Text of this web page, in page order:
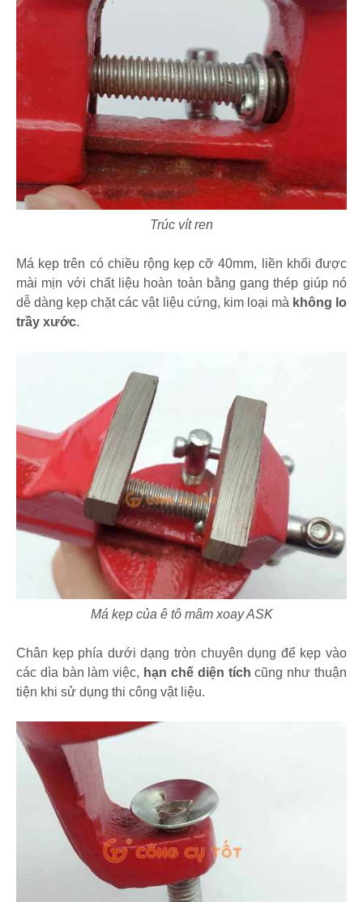
Trúc vít ren
Má kẹp trên có chiều rộng kẹp cỡ 40mm, liền khối được
mài mịn với chất liệu hoàn toàn bằng gang thép giúp nó
dễ dàng kẹp chặt các vật liệu cứng, kim loại mà không lo
trầy xước.
Má kẹp của ê tô mâm xoay ASK
Chân kẹp phía dưới dạng tròn chuyên dụng để kẹp vào
các dìa bàn làm việc, hạn chế diện tích cũng như thuận
tiện khi sử dụng thi công vật liệu.